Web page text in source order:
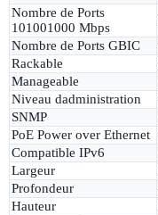
Nombre de Ports
101001000 Mbps
Nombre de Ports GBIC
Rackable
Manageable
Niveau dadministration
SNMP
PoE Power over Ethernet
Compatible IPv6
Largeur
Profondeur
Hauteur